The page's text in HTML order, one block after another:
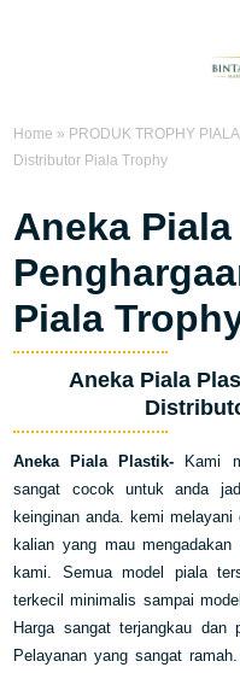
Home » PRODUK TROPHY PIALA
Distributor Piala Trophy
Aneka
Piala
Aneka Piala
Aneka Piala Plastik-
Kami
sangat cocok untuk anda
keinginan anda. kemi
kalian yang mau
kami. Semua model piala
terkecil minimalis sampai
Harga sangat terjangkau dan
Pelayanan yang sangat